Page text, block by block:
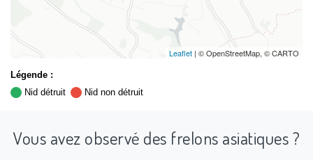
Leaflet | © OpenStreetMap, © CARTO
Légende :
Nid détruit
Nid non détruit
Vous avez observé des frelons asiatiques ?